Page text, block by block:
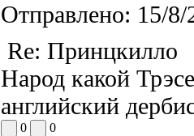
Отправлено: 15/
Re: Принцкилло
Народ какой
английский
0 0